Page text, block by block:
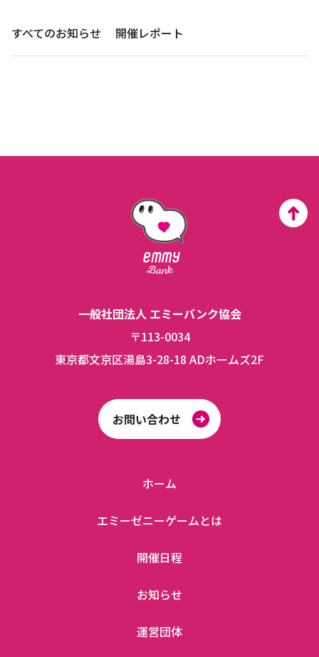
すべてのお知らせ 開催レポート
一般社団法人 エミーバンク協会
〒113-0034
東京都文京区湯島3-28-18 ADホームズ2F
お問い合わせ
ホーム
エミーゼニーゲームとは
開催日程
お知らせ
運営団体